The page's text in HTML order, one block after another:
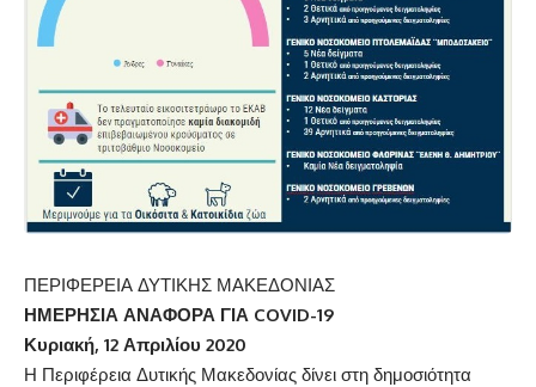
ΠΕΡΙΦΕΡΕΙΑ ΔΥΤΙΚΗΣ ΜΑΚΕΔΟΝΙΑΣ
ΗΜΕΡΗΣΙΑ ΑΝΑΦΟΡΑ ΓΙΑ COVID-19
Κυριακή, 12 Απριλίου 2020
Η Περιφέρεια Δυτικής Μακεδονίας δίνει στη δημοσιότητα